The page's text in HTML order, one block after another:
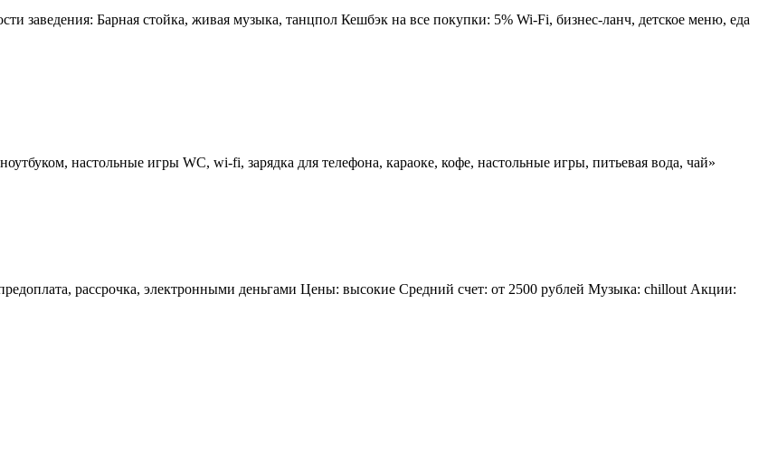
заведения: Барная стойка, живая музыка, танцпол Кешбэк на все покупки: 5% Wi-Fi, бизнес-ланч, детское меню, еда
настольные игры WC, wi-fi, зарядка для телефона, караоке, кофе, настольные игры, питьевая вода, чай»
рассрочка, электронными деньгами Цены: высокие Средний счет: от 2500 рублей Музыка: chillout Акции: